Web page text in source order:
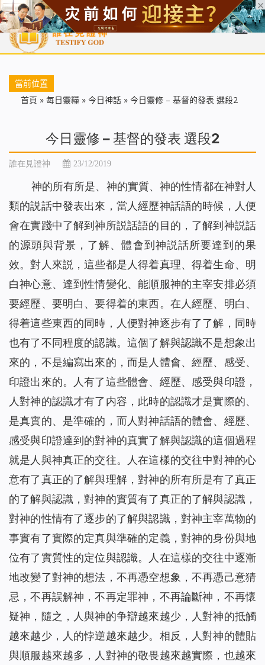
首頁 每日靈糧 天國福音 基督徒見證 信仰解答 聖經
當前位置
首頁 » 每日靈糧 » 今日神話 » 今日靈修 – 基督的發表 選段2
今日靈修 – 基督的發表 選段2
誰在見證神 23/12/2019
神的所有所是、神的實質、神的性情都在神對人
類的説話中發表出來，當人經歷神話語的時候，人便
會在實踐中了解到神所説話語的目的，了解到神説話
的源頭與背景，了解、體會到神説話所要達到的果
效。對人來説，這些都是人得着真理、得着生命、明
白神心意、達到性情變化、能順服神的主宰安排必須
要經歷、要明白、要得着的東西。在人經歷、明白、
得着這些東西的同時，人便對神逐步有了了解，同時
也有了不同程度的認識。這個了解與認識不是想象出
來的，不是編寫出來的，而是人體會、經歷、感受、
印證出來的。人有了這些體會、經歷、感受與印證，
人對神的認識才有了内容，此時的認識才是實際的、
是真實的、是準確的，而人對神話語的體會、經歷、
感受與印證達到的對神的真實了解與認識的這個過程
就是人與神真正的交往。人在這樣的交往中對神的心
意有了真正的了解與理解，對神的所有所是有了真正
的了解與認識，對神的實質有了真正的了解與認識，
對神的性情有了逐步的了解與認識，對神主宰萬物的
事實有了實際的定真與準確的定義，對神的身份與地
位有了實質性的定位與認識。人在這樣的交往中逐漸
地改變了對神的想法，不再憑空想象，不再憑己意猜
忌，不再誤解神，不再定罪神，不再論斷神，不再懷
疑神，隨之，人與神的争辯越來越少，人對神的抵觸
越來越少，人的悖逆越來越少。相反，人對神的體貼
與順服越來越多，人對神的敬畏越來越實際，也越來